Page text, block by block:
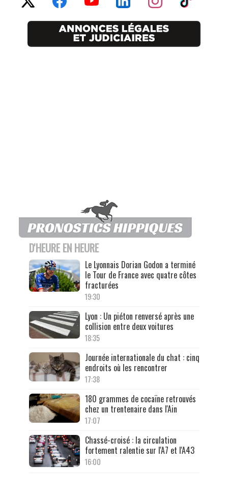
D'HEURE EN HEURE
Le Lyonnais Dorian Godon a terminé
le Tour de France avec quatre côtes
fracturées
19:30
Lyon : Un piéton renversé après une
collision entre deux voitures
18:35
Journée internationale du chat : cinq
endroits où les rencontrer
17:38
180 grammes de cocaïne retrouvés
chez un trentenaire dans l'Ain
17:07
Chassé-croisé : la circulation
fortement ralentie sur l'A7 et l'A43
16:00